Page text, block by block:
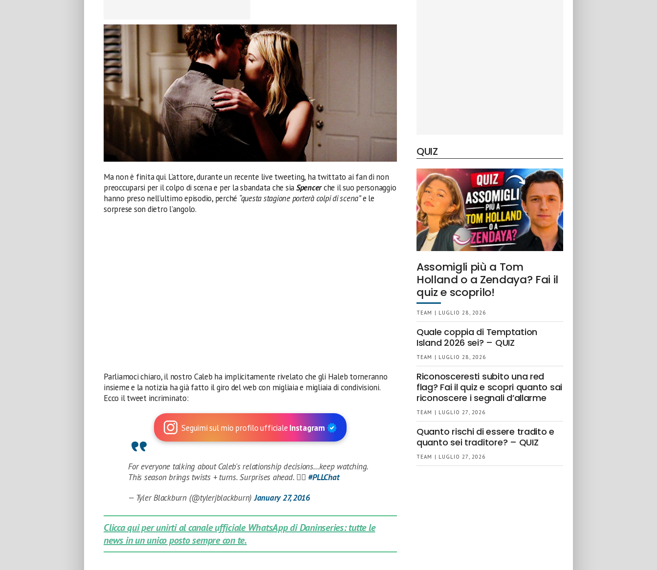
Ma non è finita qui. L’attore, durante un recente live tweeting, ha twittato ai fan di non
preoccuparsi per il colpo di scena e per la sbandata che siaSpencerche il suo personaggio
hanno preso nell’ultimo episodio, perché “questa stagione porterà colpi di scena”e le
sorprese son dietro l’angolo.
Parliamoci chiaro, il nostro Caleb ha implicitamente rivelato che gli Haleb torneranno
insieme e la notizia ha già fatto il giro del web con migliaia e migliaia di condivisioni.
Ecco il tweet incriminato:
Seguimi sul mio profilo ufficiale Instagram
For everyone talking about Caleb's relationship decisions…keep watching.
This season brings twists + turns. Surprises ahead. ✌🏼️ #PLLChat
— Tyler Blackburn (@tylerjblackburn)January 27, 2016
Clicca qui per unirti al canale ufficiale WhatsApp di Daninseries: tutte le
news in un unico posto sempre con te.
QUIZ
Assomigli più a Tom
Holland o a Zendaya? Fai il
quiz e scoprilo!
TEAM | LUGLIO 28, 2026
Quale coppia di Temptation
Island 2026 sei? – QUIZ
TEAM | LUGLIO 28, 2026
Riconosceresti subito una red
flag? Fai il quiz e scopri quanto sai
riconoscere i segnali d’allarme
TEAM | LUGLIO 27, 2026
Quanto rischi di essere tradito e
quanto sei traditore? – QUIZ
TEAM | LUGLIO 27, 2026